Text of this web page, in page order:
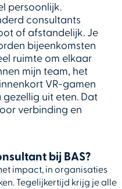
persoonlijk.
consultants
of afstandelijk. Je
bijeenkomsten
ruimte om elkaar
mijn team, het
VR-gamen
uit eten. Dat
verbinding en
bij BAS?
impact, in organisaties
Tegelijkertijd krijg je alle